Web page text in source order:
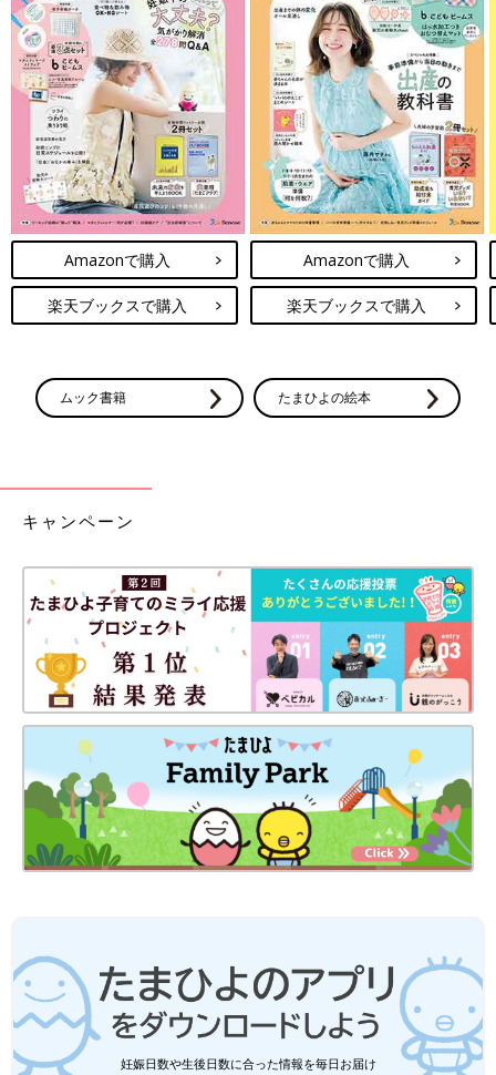
す。そして、それは子どもの自覚を削ぐことに直結します。
仕事の調整等が親の大きな負担になるようであれば、無理してま
で休みをとらないという選択も考えてもいいかもしれません。
中学受験の目的は、入学後の長く続く人生で、学び続ける礎を築
くことです。自覚をもった子どもは、その後もそれぞれの環境で
たくましく成長できるでしょう。もう20年以上前になりますが、
私も中学受験生でした。当時は気付けませんでしたが、サポート
に徹し、自分の主体性を尊重してくれた親への感謝は尽きませ
ん。
不合格を含め、自分で決めて自分で結果を受け止めるという経験
は何にも変えがたい財産になったと感じます。
直前期は悩むことも多いかと思いますが、それぞれのご家庭がお
子さんにとってよい判断をされることを心から願っております」
（お話／八尾直輝さん）
受験へのラストスパートの時期ですね。親子ともども体調に気を
勉強のやり方を教える塾「プラスティー」を創業、現在は取締
役・塾長として、会社の経営、塾の運営全般に関わっている。共
著に『子どものやる気を引き出すゲーミフィケーション勉強法』
（講談社）、執筆協力に『中学生からの勉強のやり方』『図解
中学生からの勉強のやり方』(ともにディスカバー・トゥエンテ
ィーワン)がある。
Amazonで購入
楽天ブックスで購入
Amazonで購入
楽天ブックスで購入
ムック書籍 たまひよの絵本
キャンペーン
妊娠日数や生後日数に合った情報を毎日お届け